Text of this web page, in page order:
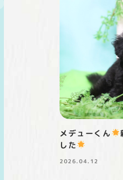
メデューくん
した
投稿日
2026.04.12